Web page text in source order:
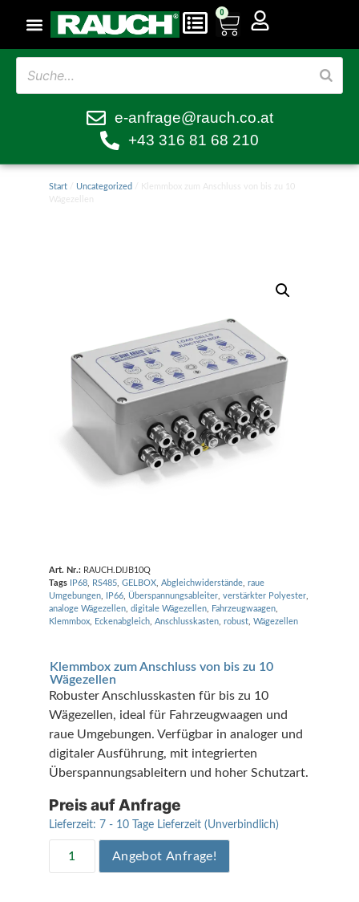
0
e-anfrage@rauch.co.at
+43 316 81 68 210
Start/ Uncategorized / Klemmbox zum Anschluss von bis zu 10
Wägezellen
Art. Nr.: RAUCH.DIJB10Q
Tags
IP68, RS485, GELBOX, Abgleichwiderstände, raue
Umgebungen, IP66, Überspannungsableiter, verstärkter Polyester,
analoge Wägezellen, digitale Wägezellen, Fahrzeugwaagen,
Klemmbox, Eckenabgleich, Anschlusskasten, robust, Wägezellen
Klemmbox zum Anschluss von bis zu 10
Wägezellen
Robuster Anschlusskasten für bis zu 10
Wägezellen, ideal für Fahrzeugwaagen und
raue Umgebungen. Verfügbar in analoger und
digitaler Ausführung, mit integrierten
Überspannungsableitern und hoher Schutzart.
Preis auf Anfrage
Lieferzeit: 7 - 10 Tage Lieferzeit (Unverbindlich)
Angebot Anfrage!